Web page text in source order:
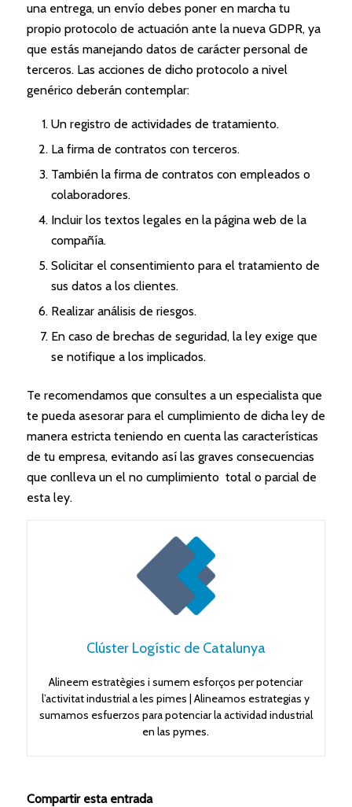
una entrega, un envío debes poner en marcha tu
propio protocolo de actuación ante la nueva GDPR, ya
que estás manejando datos de carácter personal de
terceros. Las acciones de dicho protocolo a nivel
genérico deberán contemplar:
Un registro de actividades de tratamiento.
La firma de contratos con terceros.
También la firma de contratos con empleados o
colaboradores.
Incluir los textos legales en la página web de la
compañía.
Solicitar el consentimiento para el tratamiento de
sus datos a los clientes.
Realizar análisis de riesgos.
En caso de brechas de seguridad, la ley exige que
se notifique a los implicados.
Te recomendamos que consultes a un especialista que
te pueda asesorar para el cumplimiento de dicha ley de
manera estricta teniendo en cuenta las características
de tu empresa, evitando así las graves consecuencias
que conlleva un el no cumplimiento total o parcial de
esta ley.
Clúster Logístic de Catalunya
Alineem estratègies i sumem esforços per potenciar
l’activitat industrial a les pimes | Alineamos estrategias y
sumamos esfuerzos para potenciar la actividad industrial
en las pymes.
Compartir esta entrada